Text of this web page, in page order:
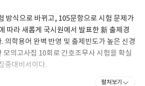
방식으로 바뀌고, 105문항으로 시험 문제가
따라 새롭게 국시원에서 발표한 新 출제경
의학용어 완벽 반영 및 출제빈도가 높은 신경
모의고사집 10회로 간호조무사 시험을 확실
중대비서이다.
펼쳐보기